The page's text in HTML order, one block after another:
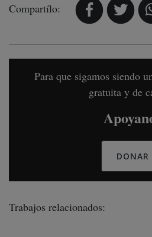
Compartílo:
Para que sigamos siendo
gratuita y de
DONAR
Trabajos relacionados: